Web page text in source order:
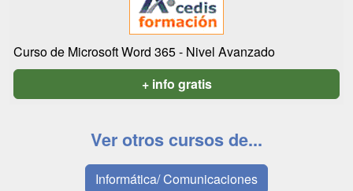
Curso de Microsoft Word 365 - Nivel Avanzado
+ info gratis
Ver otros cursos de...
Informática/ Comunicaciones